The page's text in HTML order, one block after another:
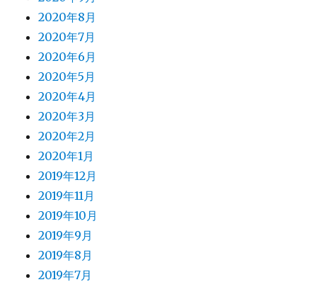
2020年8月
2020年7月
2020年6月
2020年5月
2020年4月
2020年3月
2020年2月
2020年1月
2019年12月
2019年11月
2019年10月
2019年9月
2019年8月
2019年7月